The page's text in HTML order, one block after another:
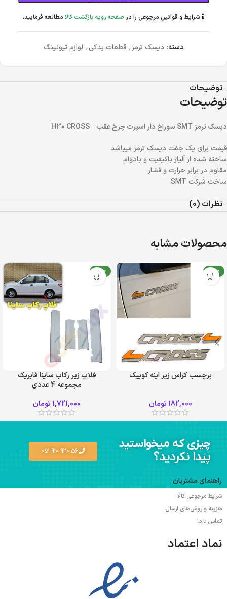
شرایط و قوانین مرجوعی را در صفحه رویه بازگشت کالا مطالعه فرمایید.
دسته: دیسک ترمز, قطعات یدکی, لوازم تیونینگ
توضیحات
توضیحات
دیسک ترمز SMT سوراخ دار اسپرت چرخ عقب – H30 CROSS
قیمت برای یک جفت دیسک ترمز میباشد
ساخته شده از آلیاژ باکیفیت و بادوام
مقاوم در برابر حرارت و فشار
ساخت شرکت SMT
نظرات (0)
محصولات مشابه
جدید
برچسب کراس زیر اینه کوییک
182,000تومان
جدید
فلاپ زیر رکاب ساینا فابریک
مجموعه 4 عددی
1,721,000تومان
چیزی که میخواستید
پیدا نکردید؟
56 920 910 051
راهنمای مشتریان
شرایط مرجوعی کالا
هزینه و روش‌های ارسال
تماس با ما
نماد اعتماد